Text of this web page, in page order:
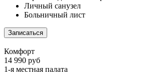
Личный санузел
Больничный лист
Записаться
Комфорт
14 990 руб
1-я местная палата